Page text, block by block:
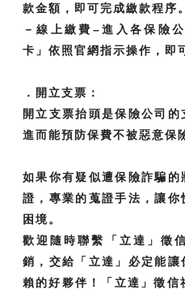
款金額，即可完成繳款程序。
－線上繳費–進入各保險
卡」依照官網指示操作，即
．開立支票：
開立支票抬頭是保險公司的
進而能預防保費不被惡意保
如果你有疑似遭保險詐騙
證，專業的蒐證手法，讓
困境。
歡迎隨時聯繫「立達」徵
銷，交給「立達」必定能
賴的好夥伴！「立達」徵